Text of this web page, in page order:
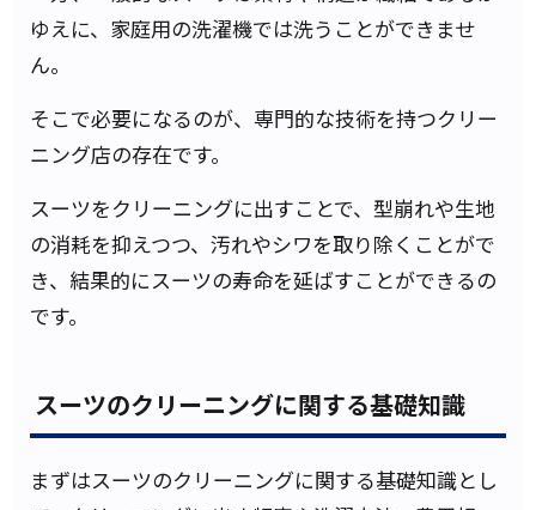
ゆえに、家庭用の洗濯機では洗うことができませ
ん。
そこで必要になるのが、専門的な技術を持つクリー
ニング店の存在です。
スーツをクリーニングに出すことで、型崩れや生地
の消耗を抑えつつ、汚れやシワを取り除くことがで
き、結果的にスーツの寿命を延ばすことができるの
です。
スーツのクリーニングに関する基礎知識
まずはスーツのクリーニングに関する基礎知識とし